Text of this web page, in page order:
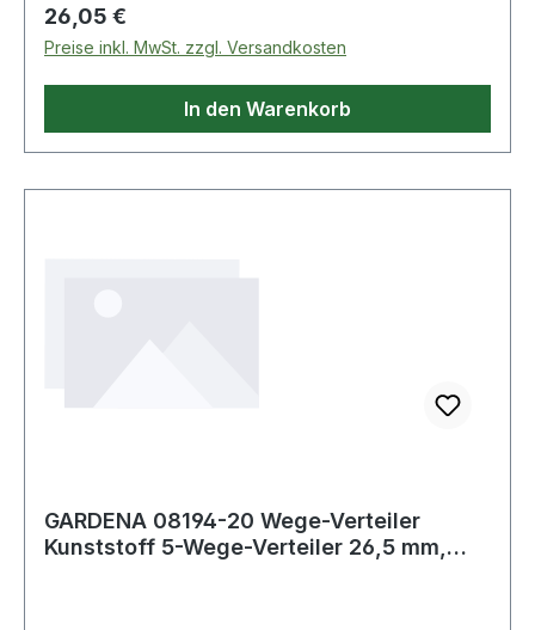
Regulärer Preis:
26,05 €
Preise inkl. MwSt. zzgl. Versandkosten
In den Warenkorb
GARDENA 08194-20 Wege-Verteiler
Kunststoff 5-Wege-Verteiler 26,5 mm,